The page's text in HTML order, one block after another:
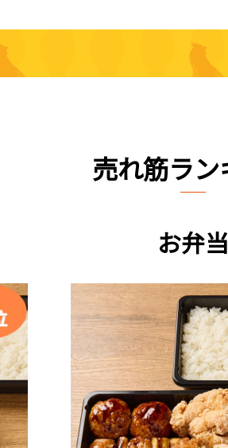
売れ筋ラン
お弁当